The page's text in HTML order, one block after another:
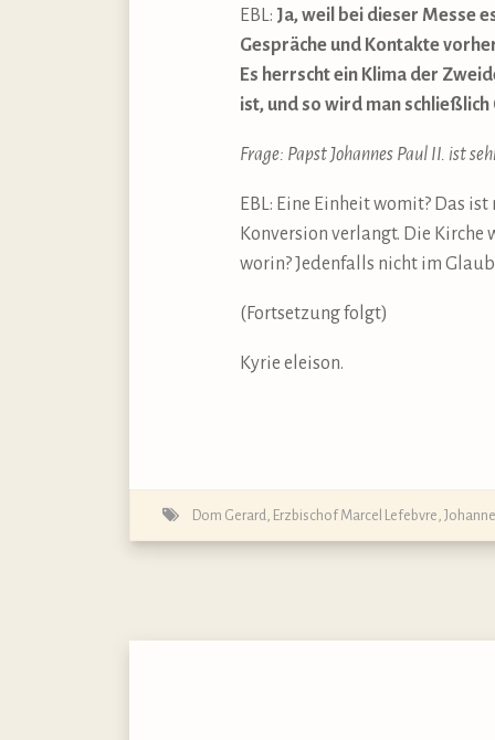
EBL: Ja, weil bei dieser Messe
Gespräche und Kontakte
Es herrscht ein Klima der
ist, und so wird man schließlich
Frage: Papst Johannes Paul II. ist
EBL: Eine Einheit womit? Das
Konversion verlangt. Die Kirche
worin? Jedenfalls nicht im
(Fortsetzung folgt)
Kyrie eleison.
Dom Gerard Erzbischof Marcel Lefebvre